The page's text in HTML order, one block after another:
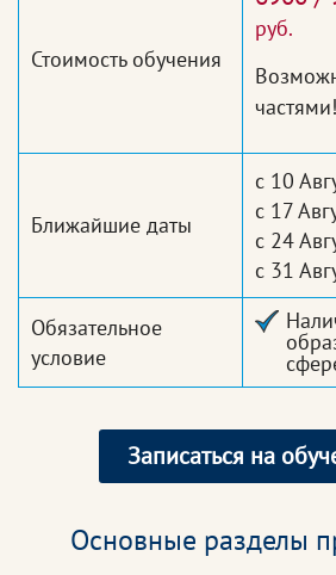
Стоимость обучения
руб.
частями!
Ближайшие даты
с 10
с 17
с 24
с 31
Обязательное
условие
Записаться на
Основные разделы